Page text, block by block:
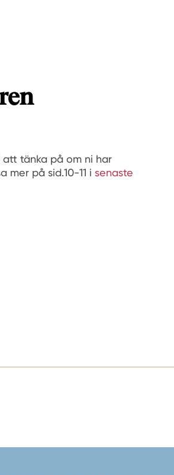
tänka på om ni har
på sid.10-11 i senaste